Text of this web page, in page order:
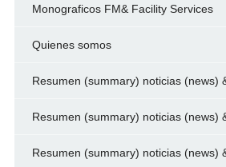
Monograficos FM& Facility Services
Quienes somos
Resumen (summary) noticias (news)
Resumen (summary) noticias (news)
Resumen (summary) noticias (news)